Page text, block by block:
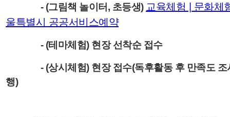
- (그림책 놀이터, 초등생) 교육체험 | 문화체
울특별시 공공서비스예약
- (테마체험) 현장 선착순 접수
- (상시체험) 현장 접수(독후활동 후 만족도 조
행)